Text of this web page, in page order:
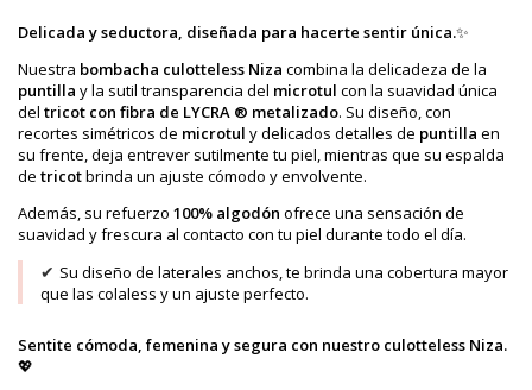
Delicada y seductora, diseñada para hacerte sentir única.✨
Nuestra bombacha culotteless Niza combina la delicadeza de la
puntilla y la sutil transparencia del microtul con la suavidad única
del tricot con fibra de LYCRA ® metalizado. Su diseño, con
recortes simétricos de microtul y delicados detalles de puntilla en
su frente, deja entrever sutilmente tu piel, mientras que su espalda
de tricotbrinda un ajuste cómodo y envolvente.
Además, su refuerzo 100% algodón ofrece una sensación de
suavidad y frescura al contacto con tu piel durante todo el día.
✔ Su diseño de laterales anchos, te brinda una cobertura mayor
que las colaless y un ajuste perfecto.
Sentite cómoda, femenina y segura con nuestro culotteless Niza.
💖